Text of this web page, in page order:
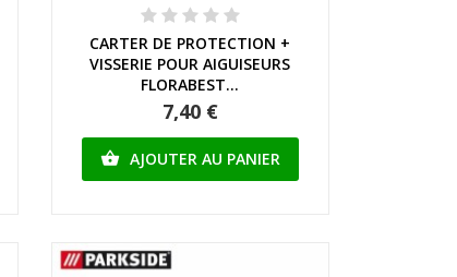
Aperçu rapide
CARTER DE PROTECTION +
VISSERIE POUR AIGUISEURS
FLORABEST...
7,40 €
 AJOUTER AU PANIER